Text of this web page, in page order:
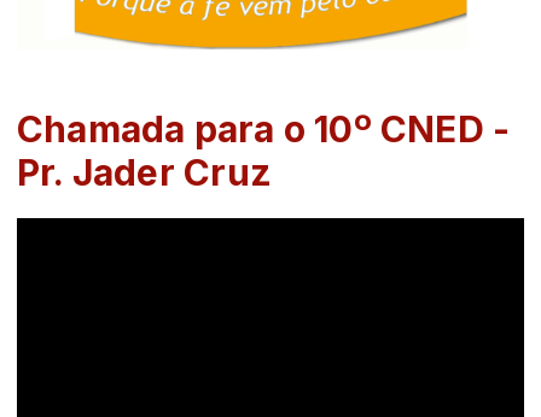
Chamada para o 10º CNED -
Pr. Jader Cruz